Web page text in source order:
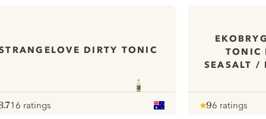
DIRTY TONIC
16 ratings
TONIC
SEASALT /
96 ratings